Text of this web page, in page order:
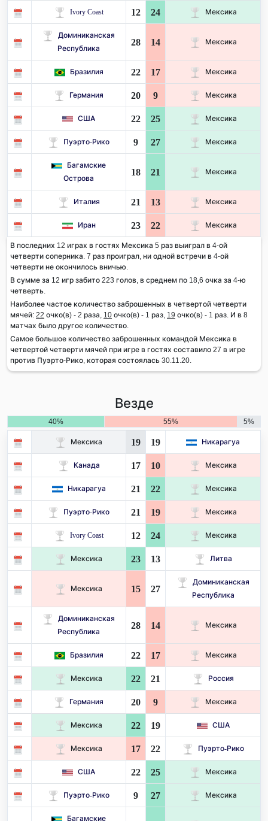
Ivory Coast 12 24 Мексика
Доминиканская
Республика
28 14 Мексика
Бразилия 22 17 Мексика
Германия 20 9 Мексика
США 22 25 Мексика
Пуэрто-Рико 9 27 Мексика
Багамские
Острова
18 21 Мексика
Италия 21 13 Мексика
Иран 23 22 Мексика
В последних 12 играх в гостях Мексика 5 раз выиграл в 4-ой
четверти соперника. 7 раз проиграл, ни одной встречи в 4-ой
четверти не окончилось вничью.
В сумме за 12 игр забито 223 голов, в среднем по 18,6 очка за 4-ю
четверть.
Наиболее частое количество заброшенных в четвертой четверти
мячей: 22 очко(в) - 2 раза, 10 очко(в) - 1 раз, 19 очко(в) - 1 раз. И в 8
матчах было другое количество.
Самое большое количество заброшенных командой Мексика в
четвертой четверти мячей при игре в гостях составило 27 в игре
против Пуэрто-Рико, которая состоялась 30.11.20.
Везде
40% 55% 5%
Мексика 19 19 Никарагуа
Канада 17 10 Мексика
Никарагуа 21 22 Мексика
Пуэрто-Рико 21 19 Мексика
Ivory Coast 12 24 Мексика
Мексика 23 13 Литва
Мексика 15 27
Доминиканская
Республика
Доминиканская
Республика
28 14 Мексика
Бразилия 22 17 Мексика
Мексика 22 21 Россия
Германия 20 9 Мексика
Мексика 22 19 США
Мексика 17 22 Пуэрто-Рико
США 22 25 Мексика
Пуэрто-Рико 9 27 Мексика
Багамские